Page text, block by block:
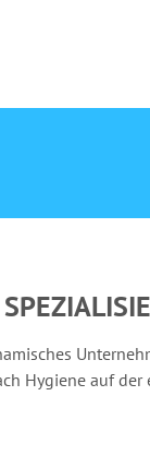
Hygiene auf